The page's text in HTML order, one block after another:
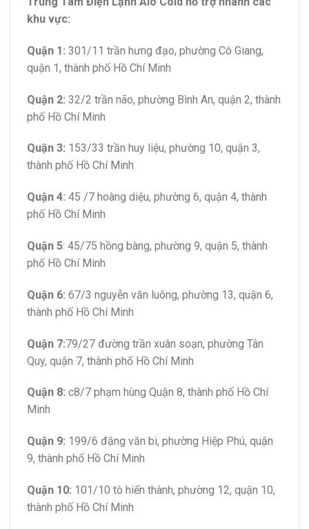
khu vực:
Quận 1: 301/11 trần hưng đạo, phường Cô Giang,
quận 1, thành phố Hồ Chí Minh
Quận 2: 32/2 trần não, phường Bình An, quận 2, thành
phố Hồ Chí Minh
Quận 3: 153/33 trần huy liệu, phường 10, quận 3,
thành phố Hồ Chí Minh
Quận 4: 45 /7 hoàng diệu, phường 6, quận 4, thành
phố Hồ Chí Minh
Quận 5: 45/75 hồng bàng, phường 9, quận 5, thành
phố Hồ Chí Minh
Quận 6: 67/3 nguyễn văn luông, phường 13, quận 6,
thành phố Hồ Chí Minh
Quận 7:79/27 đường trần xuân soạn, phường Tân
Quy, quận 7, thành phố Hồ Chí Minh
Quận 8: c8/7 phạm hùng Quận 8, thành phố Hồ Chí
Minh
Quận 9: 199/6 đặng văn bi, phường Hiệp Phú, quận
9, thành phố Hồ Chí Minh
Quận 10: 101/10 tô hiến thành, phường 12, quận 10,
thành phố Hồ Chí Minh